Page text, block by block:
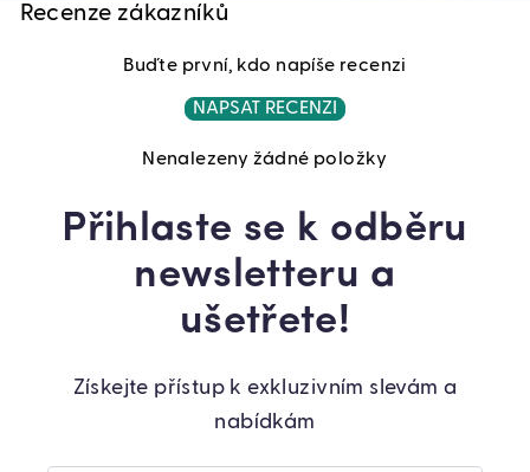
Recenze zákazníků
Buďte první, kdo napíše recenzi
NAPSAT RECENZI
Nenalezeny žádné položky
Přihlaste se k odběru
newsletteru a
ušetřete!
Získejte přístup k exkluzivním slevám a
nabídkám